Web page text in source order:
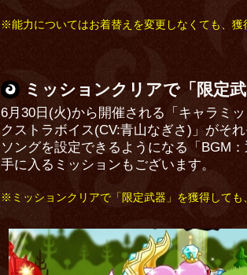
※能力についてはお着替えを変更しなくても、
ミッションクリアで「限定
6月30日(火)から開催される「キャラミ
クストラボイス(CV:青山なぎさ)」がそ
ソングを設定できるようになる「BGM
手に入るミッションもございます。
※ミッションクリアで「限定武器」を獲得して